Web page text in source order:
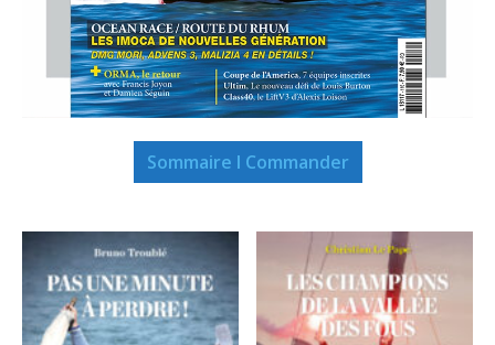
Sommaire I Commander